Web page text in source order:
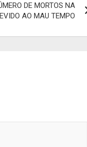
DE MORTOS NA
AO MAU TEMPO